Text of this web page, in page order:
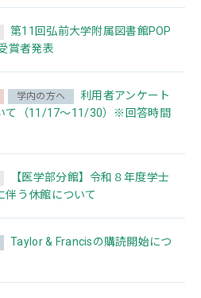
第11回弘前大学附属図書館POP
賞者発表
学内の方へ
利用者アンケート
て（11/17～11/30）※回答時間
【医学部分館】令和８年度学士
伴う休館について
Taylor & Francisの購読開始につ